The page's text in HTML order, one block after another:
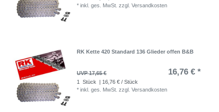
*inkl. ges. MwSt. zzgl.Versandkosten
RK Kette 420 Standard 136 Glieder offen B&B
UVP 17,65 € 16,76 € *
1 Stück
| 16,76 € / Stück
*inkl. ges. MwSt. zzgl.Versandkosten